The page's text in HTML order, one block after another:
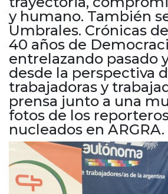
Laboulaye y
Bell Ville
Río Tercero
Despeñaderos
y humano. También
Umbrales. Crónicas
40 años de
entrelazando pasado
desde la perspectiva
trabajadoras y
prensa junto a una
fotos de los
nucleados en ARGRA.